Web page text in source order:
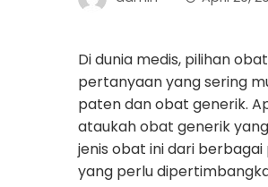
Di dunia medis, pilihan
pertanyaan yang sering
paten dan obat generik.
ataukah obat generik
jenis obat ini dari
yang perlu